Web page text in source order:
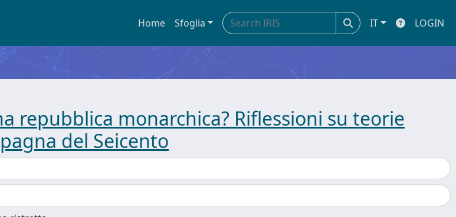
Home Sfoglia IT LOGIN
repubblica monarchica? Riflessioni su teorie
del Seicento